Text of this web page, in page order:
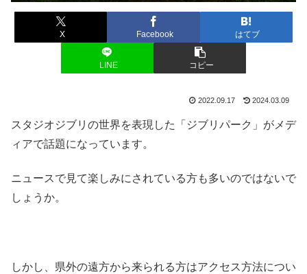
X Facebook はてブ
LINE コピー
2022.09.17 2024.03.09
スタジオジブリの世界を表現した「ジブリパーク」がメデ
ィアで話題になっています。
ニュースで見て楽しみにされている方も多いのではないで
しょうか。
しかし、県外の遠方から来られる方はアクセス方法につい